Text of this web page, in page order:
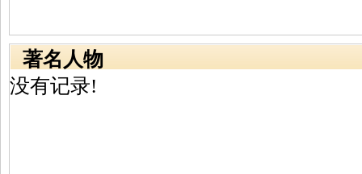
著名人物
没有记录!